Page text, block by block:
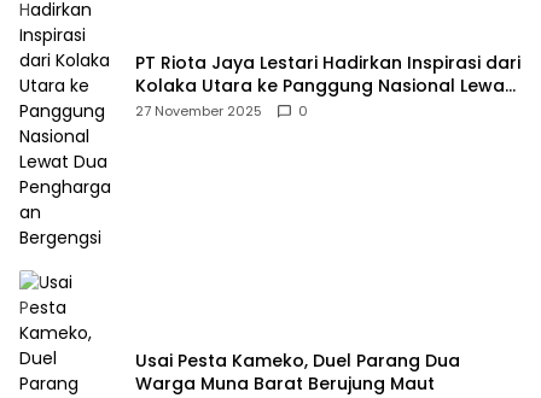
PT Riota Jaya Lestari Hadirkan Inspirasi dari
Kolaka Utara ke Panggung Nasional Lewat
Dua Penghargaan Bergengsi
27 November 2025 0
Usai Pesta Kameko, Duel Parang Dua
Warga Muna Barat Berujung Maut